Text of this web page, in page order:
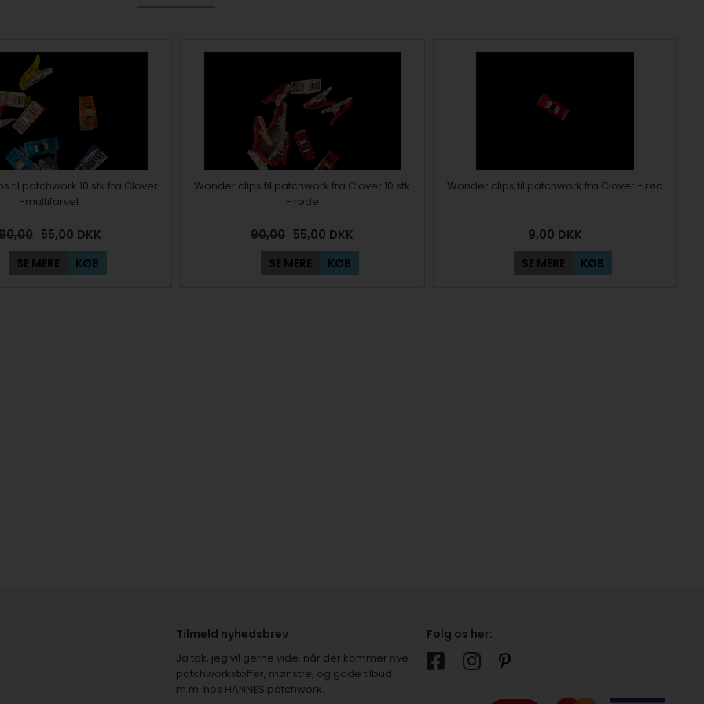
til patchwork 10 stk fra Clover
-multifarvet
55,00 DKK
SE MERE KØB
Wonder clips til patchwork fra Clover 10 stk
- røde
90,00 55,00 DKK
SE MERE KØB
Wonder clips til patchwork fra Clover - rød
9,00 DKK
SE MERE KØB
Tilmeld nyhedsbrev
Ja tak, jeg vil gerne vide, når der kommer nye
patchworkstoffer, mønstre, og gode tilbud
m.m. hos HANNES patchwork.
Følg os her: